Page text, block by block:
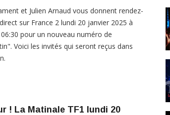
et Julien Arnaud vous donnent rendez-
sur France 2 lundi 20 janvier 2025 à
pour un nouveau numéro de
Voici les invités qui seront reçus dans
! La Matinale TF1 lundi 20